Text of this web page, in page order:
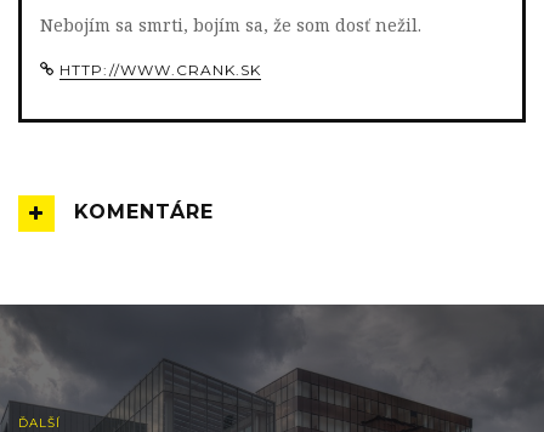
Nebojím sa smrti, bojím sa, že som dosť nežil.
HTTP://WWW.CRANK.SK
KOMENTÁRE
ĎALŠÍ